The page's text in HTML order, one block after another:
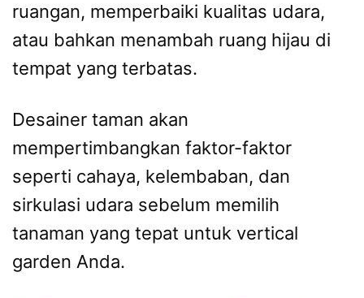
ruangan, memperbaiki kualitas udara,
atau bahkan menambah ruang hijau di
tempat yang terbatas.
Desainer taman akan
mempertimbangkan faktor-faktor
seperti cahaya, kelembaban, dan
sirkulasi udara sebelum memilih
tanaman yang tepat untuk vertical
garden Anda.